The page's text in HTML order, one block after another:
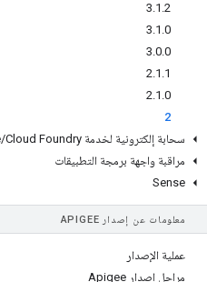
3.1 .2
3.1 .0
3.0.0
2.1 .1
2.1 .0
2
سحابة إلكترونية لخدمة Edge
/Cloud Foundry
مراقبة واجهة برمجة التطبيقات
Sense
معلومات عن إصدار APIGEE
عملية الإصدار
مراحل إصدار Apigee